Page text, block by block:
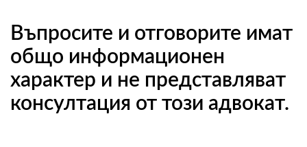
Въпросите и отговорите имат
общо информационен
характер и не представляват
консултация от този адвокат.